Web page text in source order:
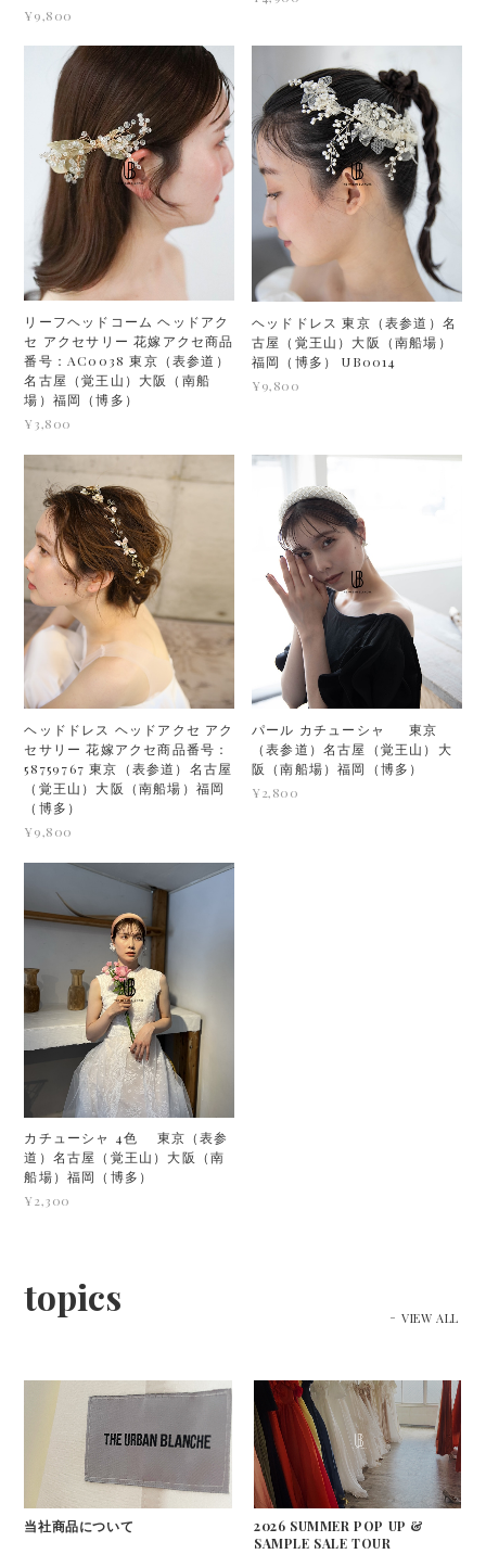
¥9,800
リーフヘッドコーム ヘッドアク
セ アクセサリー 花嫁アクセ商品
番号：AC0038 東京（表参道）
名古屋（覚王山）大阪（南船
場）福岡（博多）
¥3,800
ヘッドドレス 東京（表参道）名
古屋（覚王山）大阪（南船場）
福岡（博多） UB0014
¥9,800
ヘッドドレス ヘッドアクセ アク
セサリー 花嫁アクセ商品番号：
58759767 東京（表参道）名古屋
（覚王山）大阪（南船場）福岡
（博多）
¥9,800
パール カチューシャ 東京
（表参道）名古屋（覚王山）大
阪（南船場）福岡（博多）
¥2,800
カチューシャ 4色 東京（表参
道）名古屋（覚王山）大阪（南
船場）福岡（博多）
¥2,300
topics VIEW ALL
当社商品について
2026 SUMMER POP UP &
SAMPLE SALE TOUR